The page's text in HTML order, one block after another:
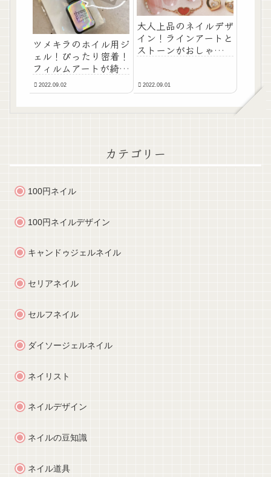
ツメキラのホイル用ジ
ェル！ぴったり密着！
フィルムアートが綺麗
に仕上がるフィルム用
ジェル！
2022.09.02
大人上品のネイルデザ
イン！ラインアートと
ストーンがおしゃれで
2022.09.01
カテゴリー
100円ネイル
100円ネイルデザイン
キャンドゥジェルネイル
セリアネイル
セルフネイル
ダイソージェルネイル
ネイリスト
ネイルデザイン
ネイルの豆知識
ネイル道具